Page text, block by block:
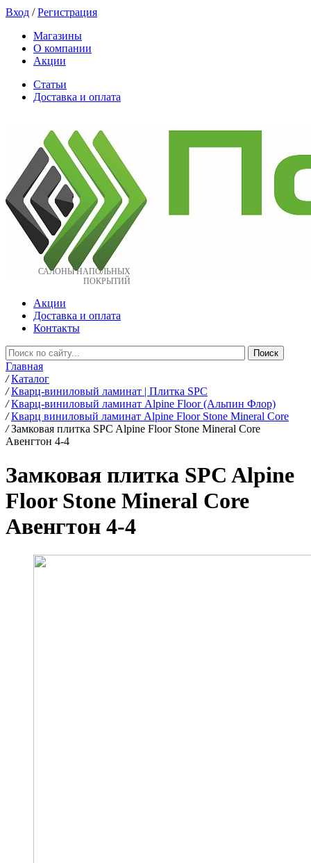
Вход /Регистрация
Магазины
О компании
Акции
Статьи
Доставка и оплата
САЛОНЫ НАПОЛЬНЫХ
ПОКРЫТИЙ
Акции
Доставка и оплата
Контакты
Главная
/ Каталог
/ Кварц-виниловый ламинат | Плитка SPC
/ Кварц-виниловый ламинат Alpine Floor (Альпин Флор)
/ Кварц виниловый ламинат Alpine Floor Stone Mineral Core
/ Замковая плитка SPC Alpine Floor Stone Mineral Core
Авенгтон 4-4
Замковая плитка SPC Alpine
Floor Stone Mineral Core
Авенгтон 4-4